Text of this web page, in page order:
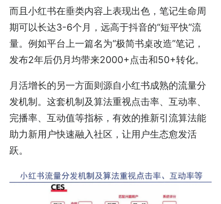
而且小红书在垂类内容上表现出色，笔记生命周
期可以长达3-6个月，远高于抖音的“短平快”流
量。例如平台上一篇名为“极简书桌改造”笔记，
发布2年后仍月均带来2000+点击和50+转化。
月活增长的另一方面则源自小红书成熟的流量分
发机制。这套机制及算法重视点击率、互动率、
完播率、互动值等指标，有效的推新引流算法能
助力新用户快速融入社区，让用户生态愈发活
跃。